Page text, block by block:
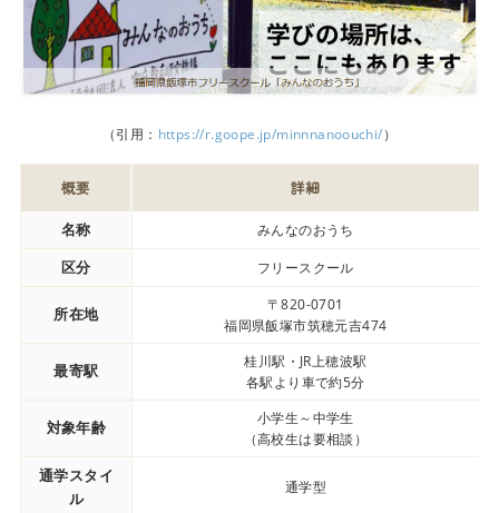
（引用： https://r.goope.jp/minnnanoouchi/）
概要 詳細
名称 みんなのおうち
区分 フリースクール
所在地
〒820-0701
福岡県飯塚市筑穂元吉474
最寄駅
桂川駅・JR上穂波駅
各駅より車で約5分
対象年齢
小学生～中学生
（高校生は要相談）
通学スタイ
ル
通学型